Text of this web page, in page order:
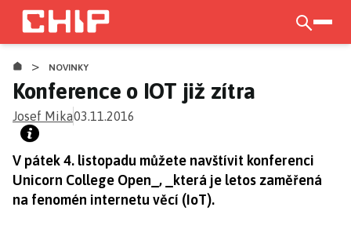
Přejít
hlavnímu
obsahu
> NOVINKY
Konference o IOT již zítra
Josef Mika03.11.2016
V pátek 4. listopadu můžete navštívit konferenci
Unicorn College Open_, _která je letos zaměřená
na fenomén internetu věcí (IoT).